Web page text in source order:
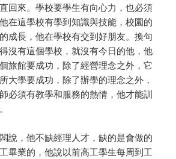
回來。學校要學生有向心力，也必須
在這學校有學到知識與技能，校園的
成長，他在學校有交到好朋友。換句
沒有這個學校，就沒有今日的他，他
旅館要成功，除了經營理念之外，它
大學要成功，除了辦學的理念之外，
必須有教學和服務的熱情，他才能訓
說，他不缺經理人才，缺的是會做的
畢業的，他說以前高工學生每周到工